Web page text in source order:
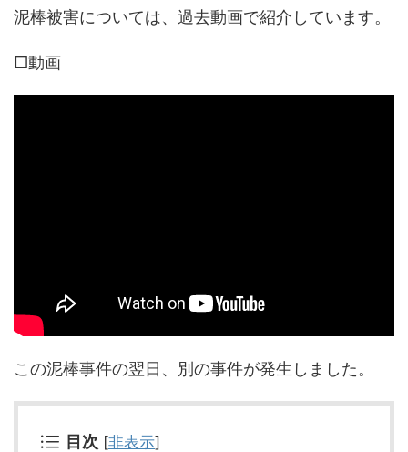
泥棒被害については、過去動画で紹介しています。
□動画
この泥棒事件の翌日、別の事件が発生しました。
目次 [非表示]